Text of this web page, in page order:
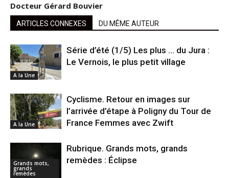
Docteur Gérard Bouvier
ARTICLES CONNEXES DU MÊME AUTEUR
A la Une
Série d’été (1/5) Les plus … du Jura :
Le Vernois, le plus petit village
A la Une
Cyclisme. Retour en images sur
l’arrivée d’étape à Poligny du Tour de
France Femmes avec Zwift
Grands mots,
grands
remèdes
Rubrique. Grands mots, grands
remèdes : Éclipse